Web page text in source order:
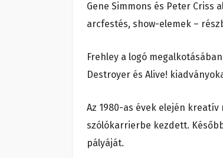
Gene Simmons és Peter
arcfestés, show-elemek –
Frehley a logó
Destroyer és Alive!
Az 1980-as évek elején
szólókarrierbe kezdett.
pályáját.